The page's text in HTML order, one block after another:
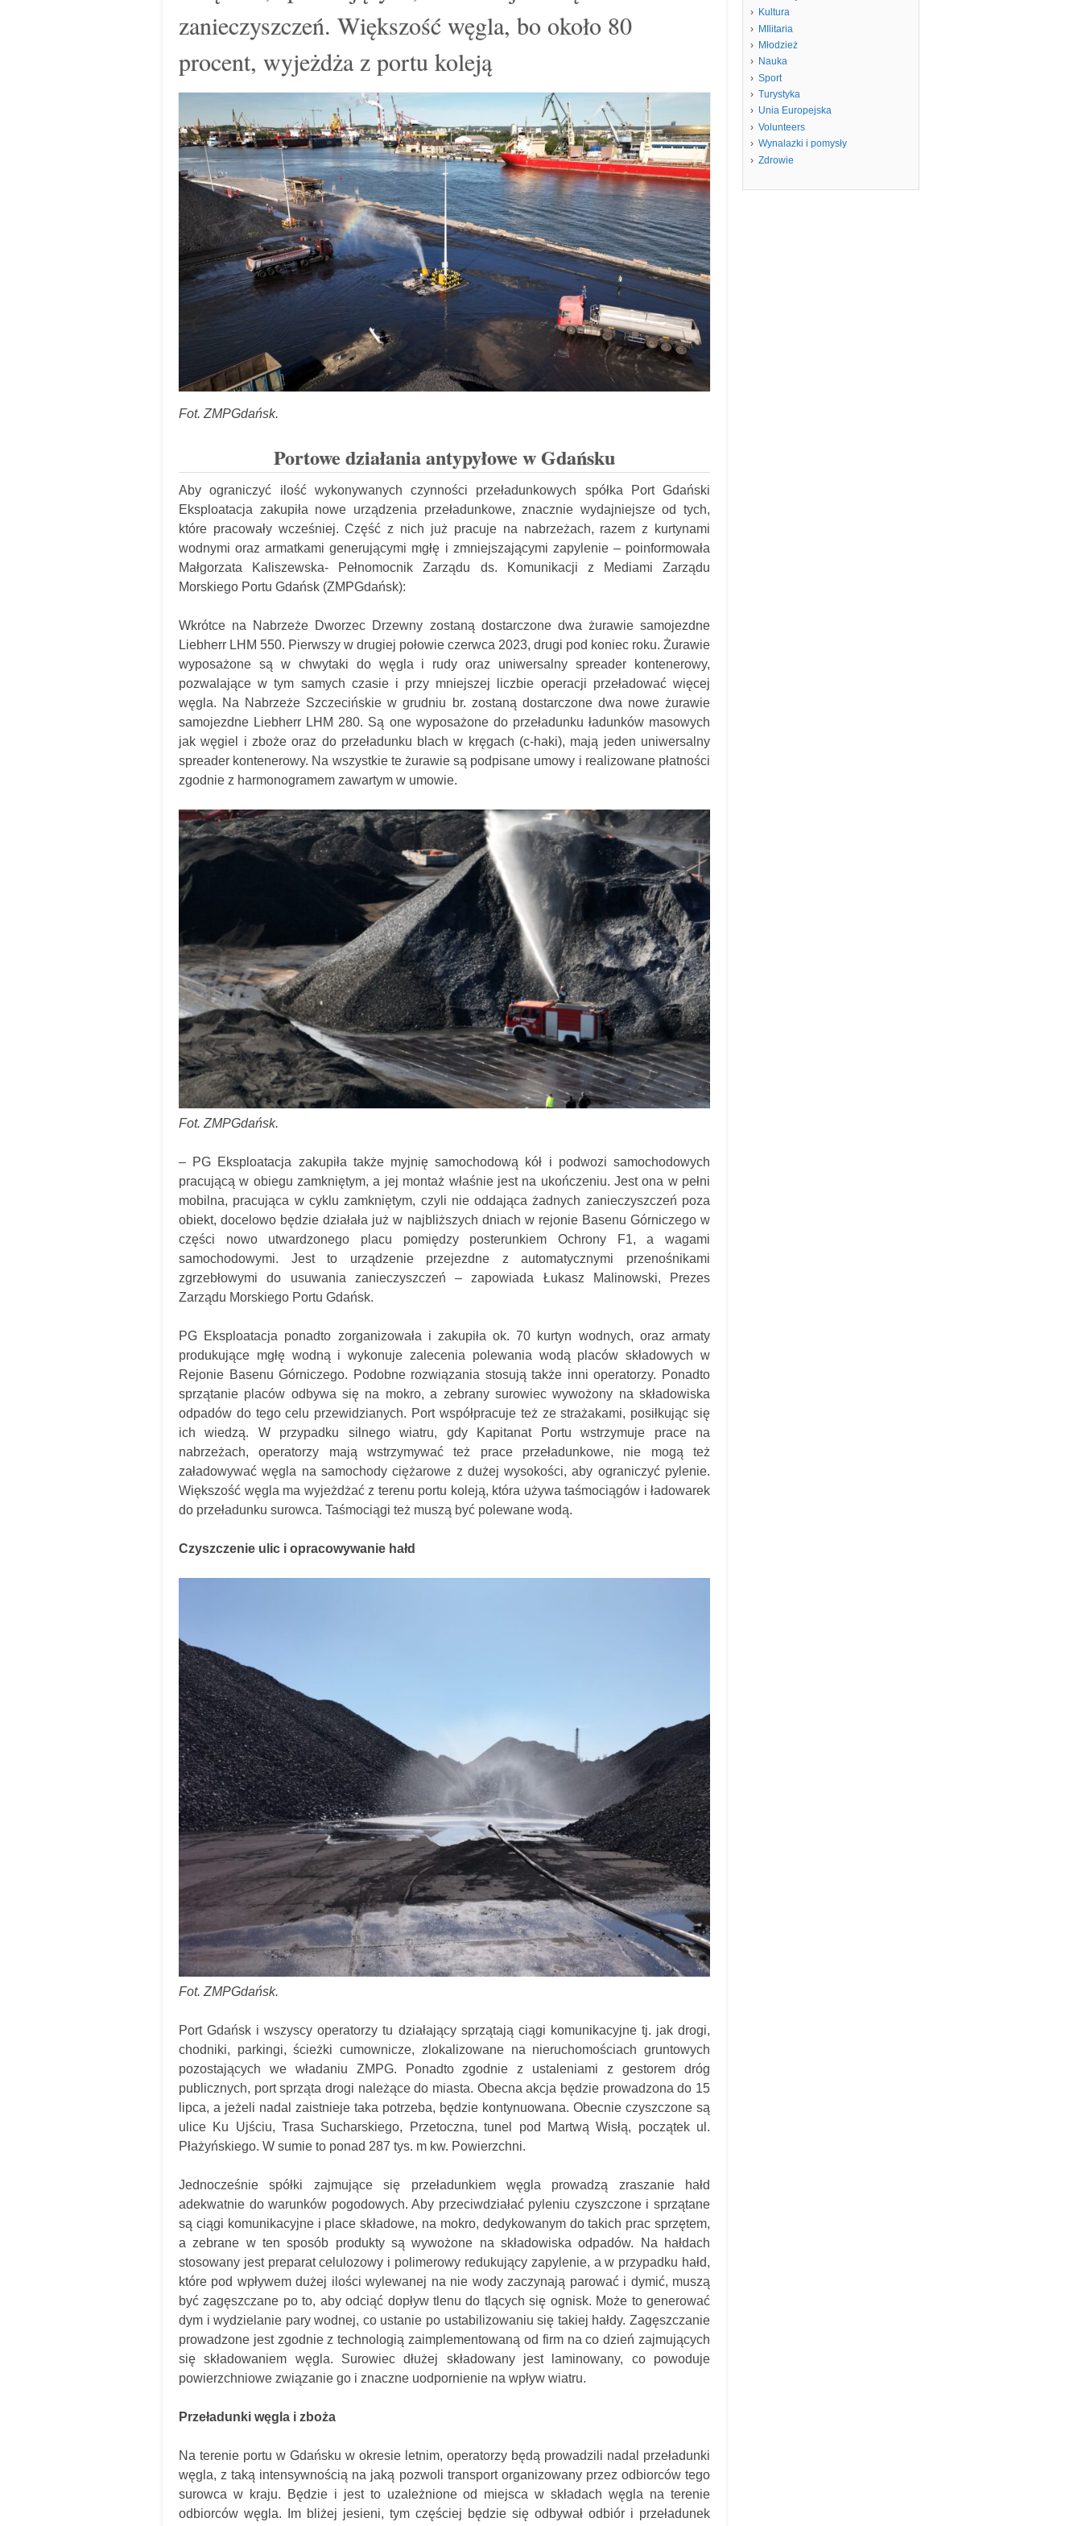
zanieczyszczeń. Większość węgla, bo około 80
procent, wyjeżdża z portu koleją
Fot. ZMPGdańsk.
Portowe działania antypyłowe w Gdańsku
Aby ograniczyć ilość wykonywanych czynności przeładunkowych spółka Port Gdański
Eksploatacja zakupiła nowe urządzenia przeładunkowe, znacznie wydajniejsze od tych,
które pracowały wcześniej. Część z nich już pracuje na nabrzeżach, razem z kurtynami
wodnymi oraz armatkami generującymi mgłę i zmniejszającymi zapylenie – poinformowała
Małgorzata Kaliszewska- Pełnomocnik Zarządu ds. Komunikacji z Mediami Zarządu
Morskiego Portu Gdańsk (ZMPGdańsk):
Wkrótce na Nabrzeże Dworzec Drzewny zostaną dostarczone dwa żurawie samojezdne
Liebherr LHM 550. Pierwszy w drugiej połowie czerwca 2023, drugi pod koniec roku. Żurawie
wyposażone są w chwytaki do węgla i rudy oraz uniwersalny spreader kontenerowy,
pozwalające w tym samych czasie i przy mniejszej liczbie operacji przeładować więcej
węgla. Na Nabrzeże Szczecińskie w grudniu br. zostaną dostarczone dwa nowe żurawie
samojezdne Liebherr LHM 280. Są one wyposażone do przeładunku ładunków masowych
jak węgiel i zboże oraz do przeładunku blach w kręgach (c-haki), mają jeden uniwersalny
spreader kontenerowy. Na wszystkie te żurawie są podpisane umowy i realizowane płatności
zgodnie z harmonogramem zawartym w umowie.
Fot. ZMPGdańsk.
– PG Eksploatacja zakupiła także myjnię samochodową kół i podwozi samochodowych
pracującą w obiegu zamkniętym, a jej montaż właśnie jest na ukończeniu. Jest ona w pełni
mobilna, pracująca w cyklu zamkniętym, czyli nie oddająca żadnych zanieczyszczeń poza
obiekt, docelowo będzie działała już w najbliższych dniach w rejonie Basenu Górniczego w
części nowo utwardzonego placu pomiędzy posterunkiem Ochrony F1, a wagami
samochodowymi. Jest to urządzenie przejezdne z automatycznymi przenośnikami
zgrzebłowymi do usuwania zanieczyszczeń – zapowiada Łukasz Malinowski, Prezes
Zarządu Morskiego Portu Gdańsk.
PG Eksploatacja ponadto zorganizowała i zakupiła ok. 70 kurtyn wodnych, oraz armaty
produkujące mgłę wodną i wykonuje zalecenia polewania wodą placów składowych w
Rejonie Basenu Górniczego. Podobne rozwiązania stosują także inni operatorzy. Ponadto
sprzątanie placów odbywa się na mokro, a zebrany surowiec wywożony na składowiska
odpadów do tego celu przewidzianych. Port współpracuje też ze strażakami, posiłkując się
ich wiedzą. W przypadku silnego wiatru, gdy Kapitanat Portu wstrzymuje prace na
nabrzeżach, operatorzy mają wstrzymywać też prace przeładunkowe, nie mogą też
załadowywać węgla na samochody ciężarowe z dużej wysokości, aby ograniczyć pylenie.
Większość węgla ma wyjeżdżać z terenu portu koleją, która używa taśmociągów i ładowarek
do przeładunku surowca. Taśmociągi też muszą być polewane wodą.
Czyszczenie ulic i opracowywanie hałd
Fot. ZMPGdańsk.
Port Gdańsk i wszyscy operatorzy tu działający sprzątają ciągi komunikacyjne tj. jak drogi,
chodniki, parkingi, ścieżki cumownicze, zlokalizowane na nieruchomościach gruntowych
pozostających we władaniu ZMPG. Ponadto zgodnie z ustaleniami z gestorem dróg
publicznych, port sprząta drogi należące do miasta. Obecna akcja będzie prowadzona do 15
lipca, a jeżeli nadal zaistnieje taka potrzeba, będzie kontynuowana. Obecnie czyszczone są
ulice Ku Ujściu, Trasa Sucharskiego, Przetoczna, tunel pod Martwą Wisłą, początek ul.
Płażyńskiego. W sumie to ponad 287 tys. m kw. Powierzchni.
Jednocześnie spółki zajmujące się przeładunkiem węgla prowadzą zraszanie hałd
adekwatnie do warunków pogodowych. Aby przeciwdziałać pyleniu czyszczone i sprzątane
są ciągi komunikacyjne i place składowe, na mokro, dedykowanym do takich prac sprzętem,
a zebrane w ten sposób produkty są wywożone na składowiska odpadów. Na hałdach
stosowany jest preparat celulozowy i polimerowy redukujący zapylenie, a w przypadku hałd,
które pod wpływem dużej ilości wylewanej na nie wody zaczynają parować i dymić, muszą
być zagęszczane po to, aby odciąć dopływ tlenu do tlących się ognisk. Może to generować
dym i wydzielanie pary wodnej, co ustanie po ustabilizowaniu się takiej hałdy. Zagęszczanie
prowadzone jest zgodnie z technologią zaimplementowaną od firm na co dzień zajmujących
się składowaniem węgla. Surowiec dłużej składowany jest laminowany, co powoduje
powierzchniowe związanie go i znaczne uodpornienie na wpływ wiatru.
Przeładunki węgla i zboża
Na terenie portu w Gdańsku w okresie letnim, operatorzy będą prowadzili nadal przeładunki
węgla, z taką intensywnością na jaką pozwoli transport organizowany przez odbiorców tego
surowca w kraju. Będzie i jest to uzależnione od miejsca w składach węgla na terenie
odbiorców węgla. Im bliżej jesieni, tym częściej będzie się odbywał odbiór i przeładunek
Kultura
MIlitaria
Młodzież
Nauka
Sport
Turystyka
Unia Europejska
Volunteers
Wynalazki i pomysły
Zdrowie